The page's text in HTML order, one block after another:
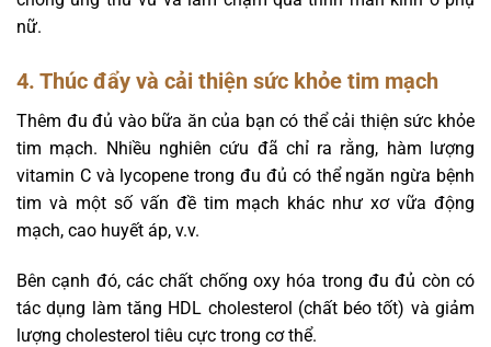
nữ.
4. Thúc đẩy và cải thiện sức khỏe tim mạch
Thêm đu đủ vào bữa ăn của bạn có thể cải thiện sức khỏe
tim mạch. Nhiều nghiên cứu đã chỉ ra rằng, hàm lượng
vitamin C và lycopene trong đu đủ có thể ngăn ngừa bệnh
tim và một số vấn đề tim mạch khác như xơ vữa động
mạch, cao huyết áp, v.v.
Bên cạnh đó, các chất chống oxy hóa trong đu đủ còn có
tác dụng làm tăng HDL cholesterol (chất béo tốt) và giảm
lượng cholesterol tiêu cực trong cơ thể.